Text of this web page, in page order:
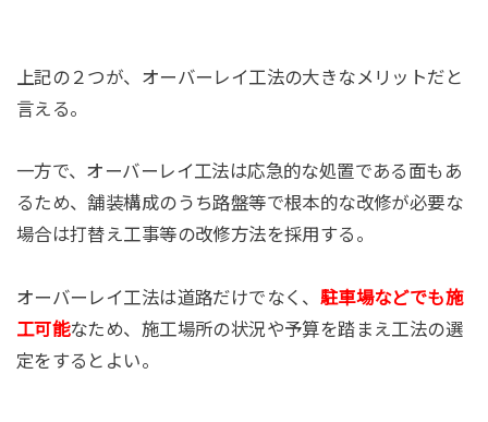
上記の２つが、オーバーレイ工法の大きなメリットだと
言える。
一方で、オーバーレイ工法は応急的な処置である面もあ
るため、舗装構成のうち路盤等で根本的な改修が必要な
場合は打替え工事等の改修方法を採用する。
オーバーレイ工法は道路だけでなく、 駐車場などでも施
工可能なため、施工場所の状況や予算を踏まえ工法の選
定をするとよい。